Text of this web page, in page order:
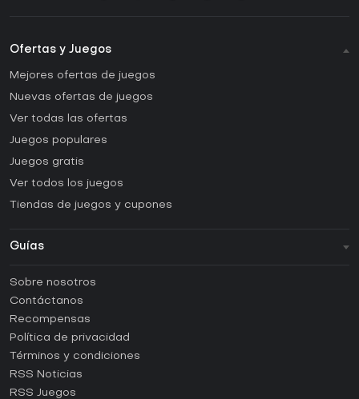
Ofertas y Juegos
Mejores ofertas de juegos
Nuevas ofertas de juegos
Ver todas las ofertas
Juegos populares
Juegos gratis
Ver todos los juegos
Tiendas de juegos y cupones
Guías
Guías y tutoriales
¿Cómo activar una CD Key de Steam?
¿Cómo activar una CD Key de Epic Games?
¿Cómo activar una CD Key de GOG?
¿Cómo activar una CD Key de Ubisoft Connect?
Sobre nosotros
Contáctanos
Recompensas
Política de privacidad
Términos y condiciones
RSS Noticias
RSS Juegos